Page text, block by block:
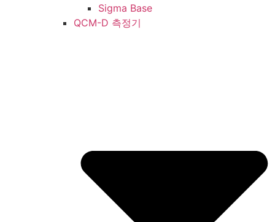
Sigma Base
QCM-D 측정기